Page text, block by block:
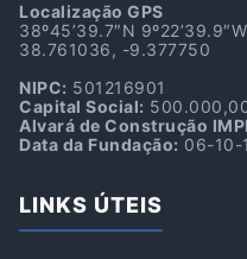
Localização GPS
38º45’39.7″N 9º22’39.9″W
38.761036, -9.377750
NIPC: 501216901
Capital Social:
Alvará de Construção
Data da Fundação: 06-10-
LINKS ÚTEIS